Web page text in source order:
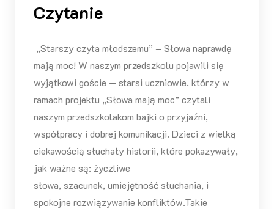
Czytanie
„Starszy czyta młodszemu” – Słowa naprawdę
mają moc! W naszym przedszkolu pojawili się
wyjątkowi goście — starsi uczniowie, którzy w
ramach projektu „Słowa mają moc” czytali
naszym przedszkolakom bajki o przyjaźni,
współpracy i dobrej komunikacji. Dzieci z wielką
ciekawością słuchały historii, które pokazywały,
jak ważne są: życzliwe
słowa, szacunek, umiejętność słuchania, i
spokojne rozwiązywanie konfliktów.Takie